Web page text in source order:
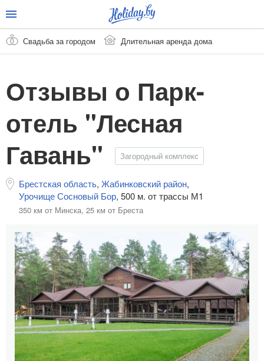
Свадьба за городом Длительная аренда дома
Отзывы о Парк-
отель "Лесная
Гавань"
Загородный комплекс
Брестская область, Жабинковский район,
Урочище Сосновый Бор, 500 м. от трассы М1
350 км от Минска, 25 км от Бреста